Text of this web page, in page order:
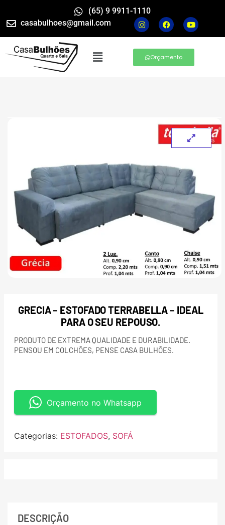
(65) 9 9911-1110
casabulhoes@gmail.com
Orçamento
GRECIA – ESTOFADO TERRABELLA – IDEAL
PARA O SEU REPOUSO.
PRODUTO DE EXTREMA QUALIDADE E DURABILIDADE.
PENSOU EM COLCHÕES, PENSE CASA BULHÕES.
Orçamento no Whatsapp
Categorias: ESTOFADOS, SOFÁ
DESCRIÇÃO